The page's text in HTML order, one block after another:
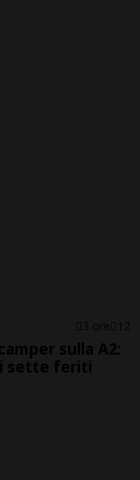
3 ore 12
sulla A2:
sette feriti